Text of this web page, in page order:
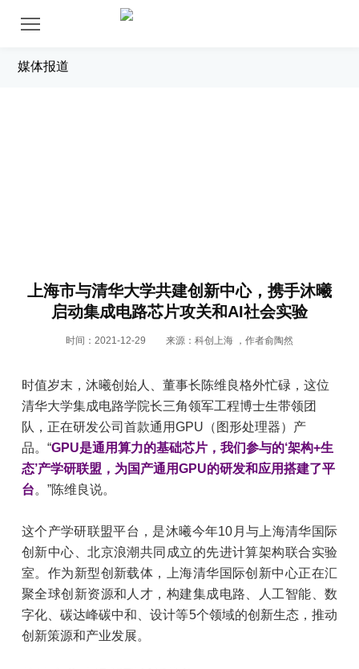
媒体报道
上海市与清华大学共建创新中心，携手沐曦
启动集成电路芯片攻关和AI社会实验
时间：2021-12-29 来源：科创上海 ，作者俞陶然
时值岁末，沐曦创始人、董事长陈维良格外忙碌，这位
清华大学集成电路学院长三角领军工程博士生带领团
队，正在研发公司首款通用GPU（图形处理器）产
品。“GPU是通用算力的基础芯片，我们参与的‘架构+生
态’产学研联盟，为国产通用GPU的研发和应用搭建了平
台。”陈维良说。
这个产学研联盟平台，是沐曦今年10月与上海清华国际
创新中心、北京浪潮共同成立的先进计算架构联合实验
室。作为新型创新载体，上海清华国际创新中心正在汇
聚全球创新资源和人才，构建集成电路、人工智能、数
字化、碳达峰碳中和、设计等5个领域的创新生态，推动
创新策源和产业发展。